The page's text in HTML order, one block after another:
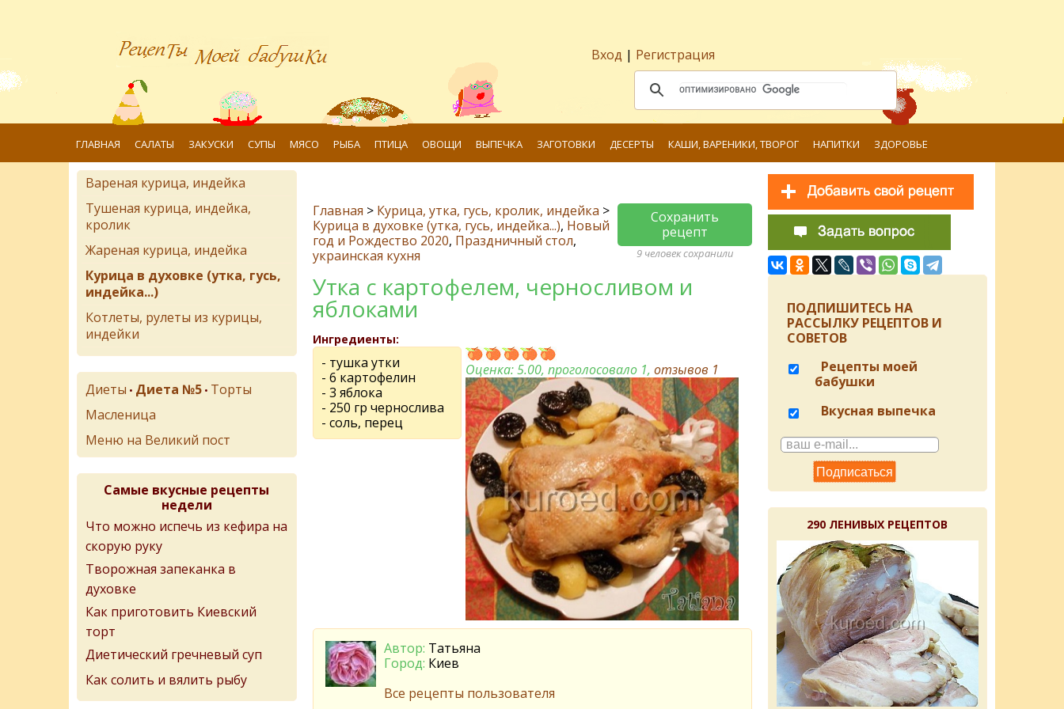
Вход | Регистрация
ГЛАВНАЯ САЛАТЫ ЗАКУСКИ СУПЫ МЯСО РЫБА ПТИЦА ОВОЩИ ВЫПЕЧКА ЗАГОТОВКИ ДЕСЕРТЫ КАШИ, ВАРЕНИКИ, ТВОРОГ НАПИТКИ ЗДОРОВЬЕ
Главная > Курица, утка, гусь, кролик, индейка >
Курица в духовке (утка, гусь, индейка...), Новый
год и Рождество 2020, Праздничный стол,
украинская кухня
Сохранить
рецепт
9 человек сохранили
Утка с картофелем, черносливом и
яблоками
Ингредиенты:
- тушка утки
- 6 картофелин
- 3 яблока
- 250 гр чернослива
- соль, перец
Оценка:5.00, проголосовало 1,отзывов 1
Автор: Татьяна
Город: Киев
Все рецепты пользователя
Вареная курица, индейка
Тушеная курица, индейка,
кролик
Жареная курица, индейка
Курица в духовке (утка, гусь,
индейка...)
Котлеты, рулеты из курицы,
индейки
Диеты • Диета №5 • Торты
Масленица
Меню на Великий пост
Самые вкусные рецепты
недели
Что можно испечь из кефира на
скорую руку
Творожная запеканка в
духовке
Как приготовить Киевский
торт
Диетический гречневый суп
Как солить и вялить рыбу
ПОДПИШИТЕСЬ НА
РАССЫЛКУ РЕЦЕПТОВ И
СОВЕТОВ
Рецепты моей
бабушки
Вкусная выпечка
290 ЛЕНИВЫХ РЕЦЕПТОВ